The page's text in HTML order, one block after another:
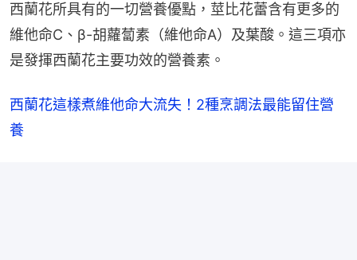
西蘭花所具有的一切營養優點，莖比花蕾含有更多的
維他命C、β-胡蘿蔔素（維他命A）及葉酸。這三項亦
是發揮西蘭花主要功效的營養素。
西蘭花這樣煮維他命大流失！2種烹調法最能留住營
養